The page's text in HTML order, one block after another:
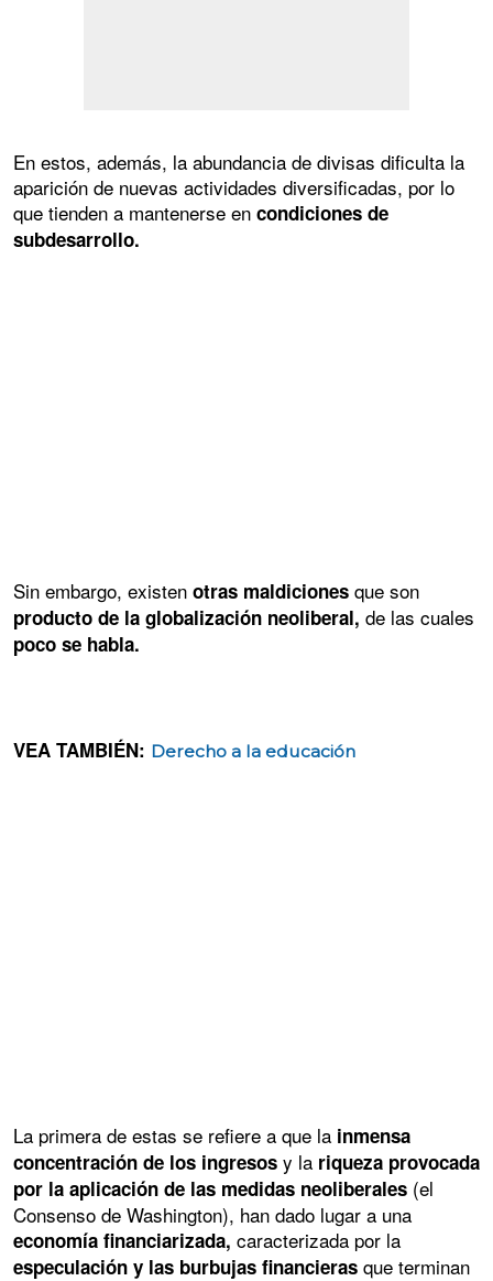
En estos, además, la abundancia de divisas dificulta la
aparición de nuevas actividades diversificadas, por lo
que tienden a mantenerse en condiciones de
subdesarrollo.
Sin embargo, existen otras maldiciones que son
producto de la globalización neoliberal, de las cuales
poco se habla.
VEA TAMBIÉN: Derecho a la educación
La primera de estas se refiere a que la inmensa
concentración de los ingresos y la riqueza provocada
por la aplicación de las medidas neoliberales (el
Consenso de Washington), han dado lugar a una
economía financiarizada, caracterizada por la
especulación y las burbujas financieras que terminan